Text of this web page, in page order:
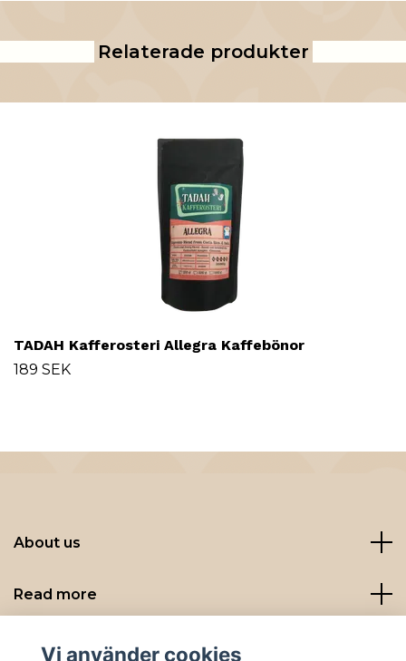
Relaterade produkter
TADAH Kafferosteri Allegra Kaffebönor
189 SEK
About us
Read more
Sociala medier
Vi använder cookies